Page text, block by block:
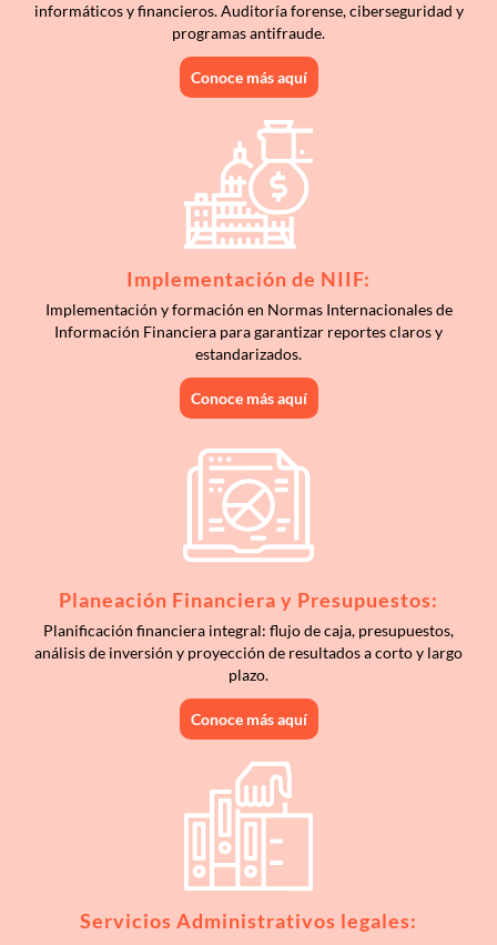
informáticos y financieros. Auditoría forense, ciberseguridad y
programas antifraude.
Conoce más aquí
Implementación de NIIF:
Implementación y formación en Normas Internacionales de
Información Financiera para garantizar reportes claros y
estandarizados.
Conoce más aquí
Planeación Financiera y Presupuestos:
Planificación financiera integral: flujo de caja, presupuestos,
análisis de inversión y proyección de resultados a corto y largo
plazo.
Conoce más aquí
Servicios Administrativos legales: